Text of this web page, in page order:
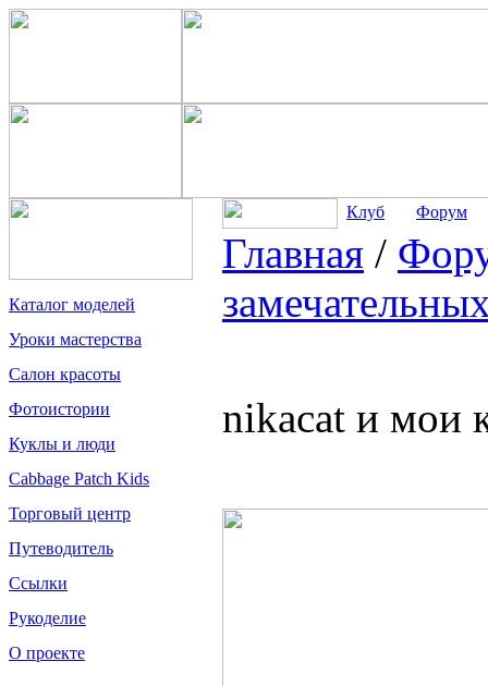
Каталог моделей
Уроки мастерства
Салон красоты
Фотоистории
Куклы и люди
Cabbage Patch Kids
Торговый центр
Путеводитель
Ссылки
Рукоделие
О проекте
Клуб Форум
Главная /
nikacat и мои